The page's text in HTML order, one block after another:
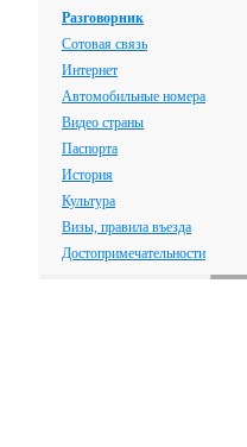
Разговорник
Сотовая связь
Интернет
Автомобильные номера
Видео страны
Паспорта
История
Культура
Визы, правила въезда
Достопримечательности